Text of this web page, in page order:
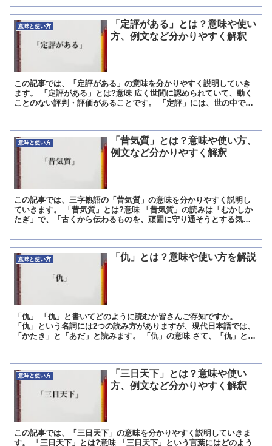
意味と使い方
「定評がある」とは？意味や使い
方、例文など分かりやすく解釈
この記事では、「定評がある」の意味を分かりやすく説明していき
ます。 「定評がある」とは?意味 広く世間に認められていて、動く
ことのない評判・評価があることです。 「定評」には、世の中で広
意味と使い方
「昔気質」とは？意味や使い方、
例文など分かりやすく解釈
この記事では、三字熟語の「昔気質」の意味を分かりやすく説明し
ていきます。 「昔気質」とは?意味 「昔気質」の読みは「むかしか
たぎ」で、「古くから伝わるものを、頑固に守り通そうとする気風
意味と使い方 「仇」とは？意味や使い方を解説
「仇」 「仇」と書いてどのように読むか皆さんご存知ですか。
「仇」という名詞には2つの読み方がありますが、現代日本語では、
「かたき」と「あだ」と読みます。 「仇」の意味 さて、「仇」とは
意味と使い方
「三日天下」とは？意味や使い
方、例文など分かりやすく解釈
この記事では、「三日天下」の意味を分かりやすく説明していきま
す。 「三日天下」とは?意味 「三日天下」という言葉にはどのよう